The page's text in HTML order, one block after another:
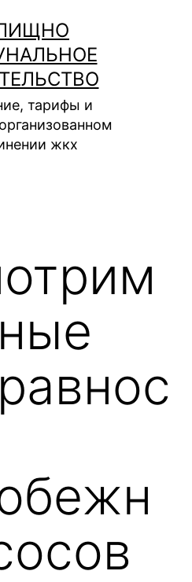
тарифы и
жкх